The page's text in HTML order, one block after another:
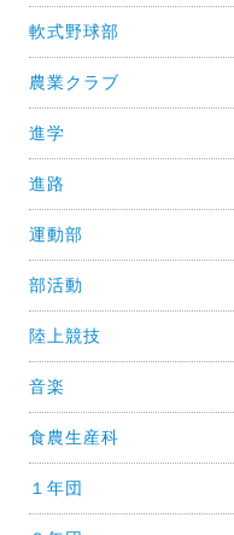
軟式野球部
農業クラブ
進学
進路
運動部
部活動
陸上競技
音楽
食農生産科
１年団